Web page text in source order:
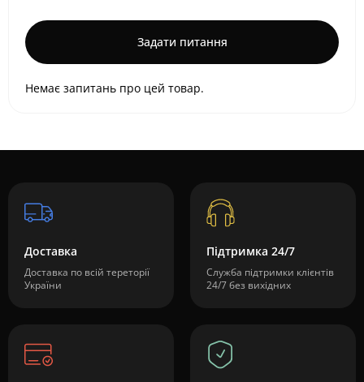
Задати питання
Немає запитань про цей товар.
Доставка
Доставка по всій тереторії
України
Підтримка 24/7
Служба підтримки клієнтів
24/7 без вихідних